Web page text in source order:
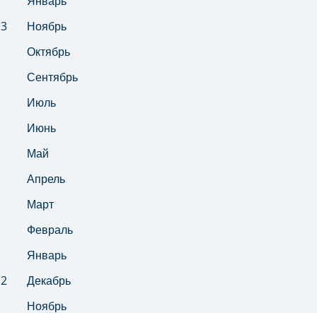
Ноябрь
Октябрь
Сентябрь
Июль
Июнь
Май
Апрель
Март
Февраль
Январь
Декабрь
Ноябрь